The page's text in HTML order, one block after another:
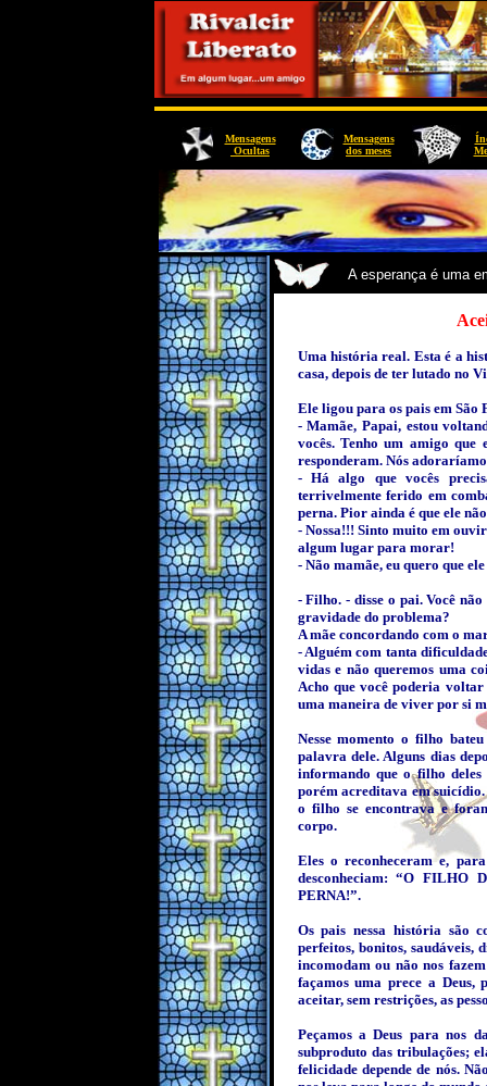
Mensagens
Ocultas
Mensagens
dos meses
A esperança é uma
Uma história real. Esta é a
casa, depois de ter lutado no
Ele ligou para os pais em São
- Mamãe, Papai, estou
vocês. Tenho um amigo
responderam. Nós
- Há algo que vocês
terrivelmente ferido em
perna. Pior ainda é que ele
- Nossa!!! Sinto muito em
algum lugar para morar!
- Não mamãe, eu quero que
- Filho. - disse o pai. Você
gravidade do problema?
A mãe concordando com o
- Alguém com tanta
vidas e não queremos uma
Acho que você poderia voltar
uma maneira de viver por si
Nesse momento o filho
palavra dele. Alguns dias
informando que o filho
porém acreditava em
o filho se encontrava e
corpo.
Eles o reconheceram e,
desconheciam: “O FILHO
PERNA!”.
Os pais nessa história são
perfeitos, bonitos, saudáveis,
incomodam ou não nos
façamos uma prece a Deus,
aceitar, sem restrições, as
Peçamos a Deus para nos
subproduto das tribulações;
felicidade depende de nós.